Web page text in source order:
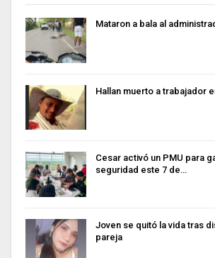
Mataron a bala al
Hallan muerto a trabajador
Cesar activó un PMU para
seguridad este 7 de…
Joven se quitó la vida tras
pareja